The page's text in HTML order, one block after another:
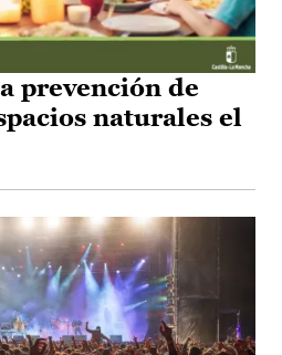
prevención de
naturales el